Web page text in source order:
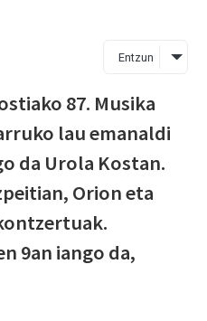
Entzun
87. Musika
lau emanaldi
da Urola Kostan.
Orion eta
9an iango da,